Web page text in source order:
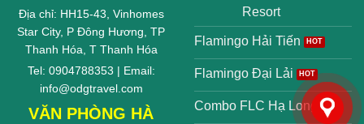
Địa chỉ: HH15-43, Vinhomes
Star City, P Đông Hương, TP
Thanh Hóa, T Thanh Hóa
Tel: 0904788353 | Email:
info@odgtravel.com
VĂN PHÒNG HÀ
Resort
Flamingo Hải Tiến
Flamingo Đại Lải
Combo FLC Hạ Long